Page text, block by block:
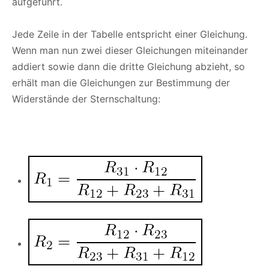
Jede Zeile in der Tabelle entspricht einer Gleichung.
Wenn man nun zwei dieser Gleichungen miteinander
addiert sowie dann die dritte Gleichung abzieht, so
erhält man die Gleichungen zur Bestimmung der
Widerstände der Sternschaltung: